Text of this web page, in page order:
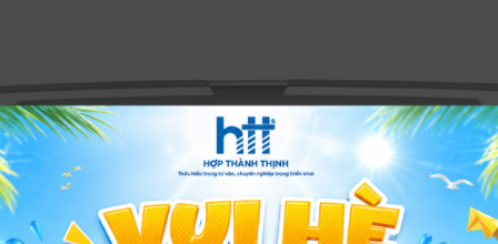
XEM THÊM